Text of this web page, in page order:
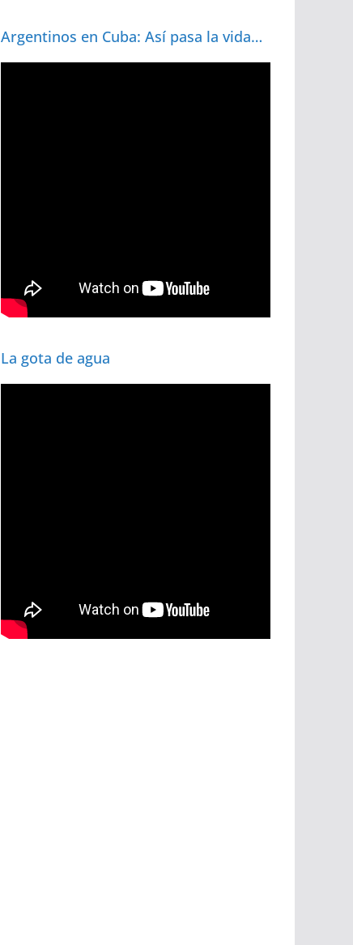
Argentinos en Cuba: Así pasa la vida…
La gota de agua